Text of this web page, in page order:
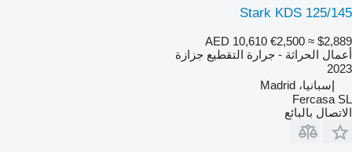
Stark KDS 125/145
AED 10,610 €2,500 ≈ $2,889
أعمال الحراثة - جرارة التقطيع جزازة
2023
إسبانيا، Madrid
Fercasa SL
الاتصال بالبائع